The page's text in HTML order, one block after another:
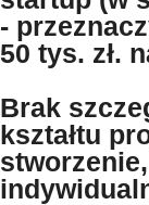
-
50 tys. zł.
Brak
kształtu